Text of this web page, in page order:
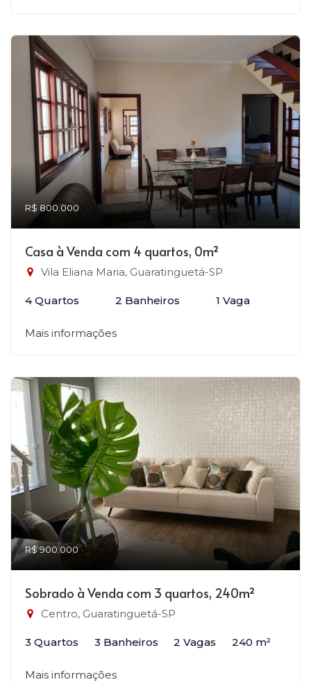
R$ 800.000
Casa à Venda com 4 quartos, 0m²
Vila Eliana Maria, Guaratinguetá-SP
4 Quartos 2 Banheiros 1 Vaga
Mais informações
R$ 900.000
Sobrado à Venda com 3 quartos, 240m²
Centro, Guaratinguetá-SP
3 Quartos 3 Banheiros 2 Vagas 240 m²
Mais informações